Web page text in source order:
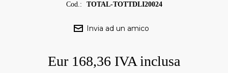
Cod.: TOTAL-TOTTDLI20024
Eur 168,36 IVA inclusa